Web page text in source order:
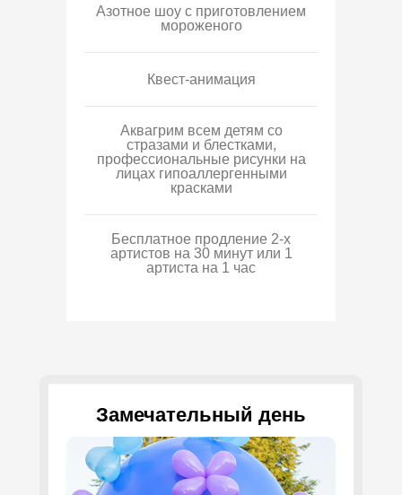
Азотное шоу с приготовлением
мороженого
Квест-анимация
Аквагрим всем детям со
стразами и блестками,
профессиональные рисунки на
лицах гипоаллергенными
красками
Бесплатное продление 2-х
артистов на 30 минут или 1
артиста на 1 час
Замечательный день